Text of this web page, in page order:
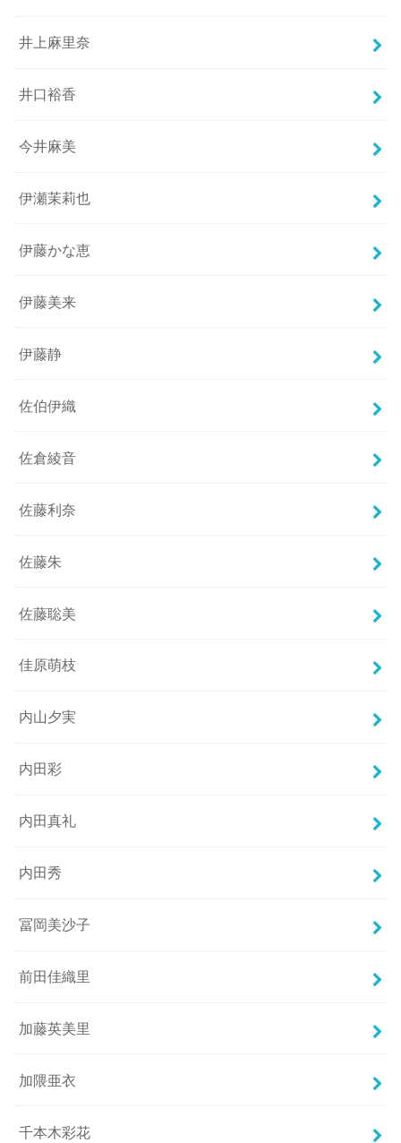
井上麻里奈
井口裕香
今井麻美
伊瀬茉莉也
伊藤かな恵
伊藤美来
伊藤静
佐伯伊織
佐倉綾音
佐藤利奈
佐藤朱
佐藤聡美
佳原萌枝
内山夕実
内田彩
内田真礼
内田秀
冨岡美沙子
前田佳織里
加藤英美里
加隈亜衣
千本木彩花